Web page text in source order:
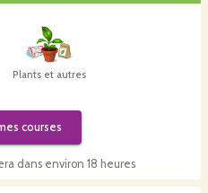
Plants et autres
courses
dans environ 18 heures